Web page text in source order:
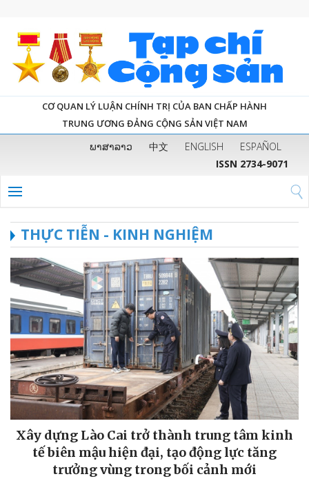
CƠ QUAN LÝ LUẬN CHÍNH TRỊ CỦA BAN CHẤP HÀNH
TRUNG ƯƠNG ĐẢNG CỘNG SẢN VIỆT NAM
ພາສາລາວ 中文 ENGLISH
ESPAÑOL
ISSN 2734-9071
THỰC TIỄN - KINH NGHIỆM
Xây dựng Lào Cai trở thành trung tâm kinh
tế biên mậu hiện đại, tạo động lực tăng
trưởng vùng trong bối cảnh mới